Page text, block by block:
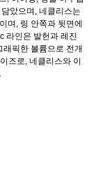
았으며, 네클리스는
며, 링 안쪽과 뒷면에
라인은 발헌과 레진
픽한 볼륨으로 전개
즈로, 네클리스와 이